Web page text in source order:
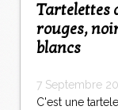
Tartelettes au fruits
rouges,
blancs
7 Septembre
C'est une